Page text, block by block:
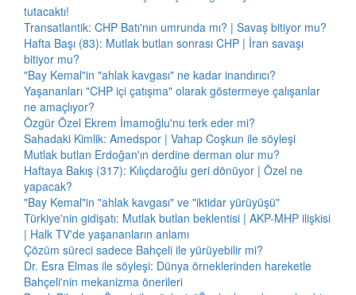
tutacaktı!
Transatlantik: CHP Batı'nın umrunda mı? | Savaş bitiyor mu?
Hafta Başı (83): Mutlak butlan sonrası CHP | İran savaşı
bitiyor mu?
"Bay Kemal"in "ahlak kavgası" ne kadar inandırıcı?
Yaşananları "CHP içi çatışma" olarak göstermeye çalışanlar
ne amaçlıyor?
Özgür Özel Ekrem İmamoğlu'nu terk eder mi?
Sahadaki Kimlik: Amedspor | Vahap Coşkun ile söyleşi
Mutlak butlan Erdoğan'ın derdine derman olur mu?
Haftaya Bakış (317): Kılıçdaroğlu geri dönüyor | Özel ne
yapacak?
"Bay Kemal"in "ahlak kavgası" ve "iktidar yürüyüşü"
Türkiye'nin gidişatı: Mutlak butlan beklentisi | AKP-MHP ilişkisi
| Halk TV'de yaşananların anlamı
Çözüm süreci sadece Bahçeli ile yürüyebilir mi?
Dr. Esra Elmas ile söyleşi: Dünya örneklerinden hareketle
Bahçeli'nin mekanizma önerileri